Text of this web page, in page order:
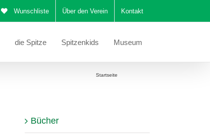
Wunschliste Über den Verein Kontakt
die Spitze Spitzenkids Museum
Startseite
Bücher